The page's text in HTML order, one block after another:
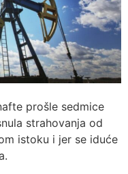
prošle sedmice
strahovanja od
istoku i jer se iduće